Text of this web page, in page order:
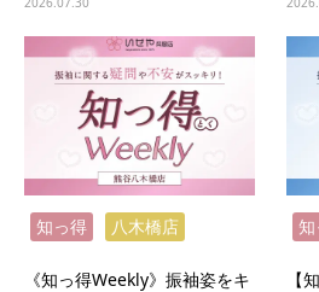
知っ得 八木橋店
《知っ得Weekly》振袖姿をキ
【